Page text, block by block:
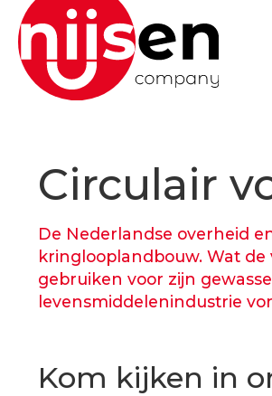
Circulair
De Nederlandse overheid
kringlooplandbouw. Wat
gebruiken voor zijn
levensmiddelenindustrie
Kom kijken in